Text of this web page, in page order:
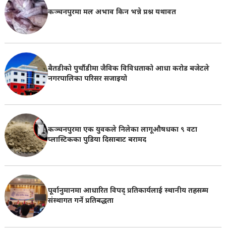
कञ्चनपुरमा मल अभाव किन भन्ने प्रश्न यथावत
बैतडीको पुर्चौडीमा जैविक विविधताको आधा करोड बजेटले
नगरपालिका परिसर सजाइयो
कञ्चनपुरमा एक युवकले निलेका लागूऔषधका ९ वटा
प्लास्टिकका पुडिया दिसाबाट बरामद
पूर्वानुमानमा आधारित विपद् प्रतिकार्यलाई स्थानीय तहसम्म
संस्थागत गर्ने प्रतिबद्धता